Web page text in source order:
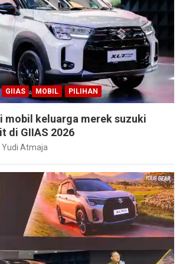
GIIAS MOBIL PILIHAN
mobil keluarga merek suzuki
di GIIAS 2026
Yudi Atmaja